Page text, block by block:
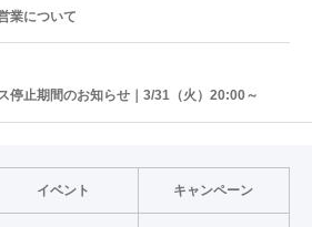
業について
停止期間のお知らせ｜3/31（火）20:00～
イベント キャンペーン